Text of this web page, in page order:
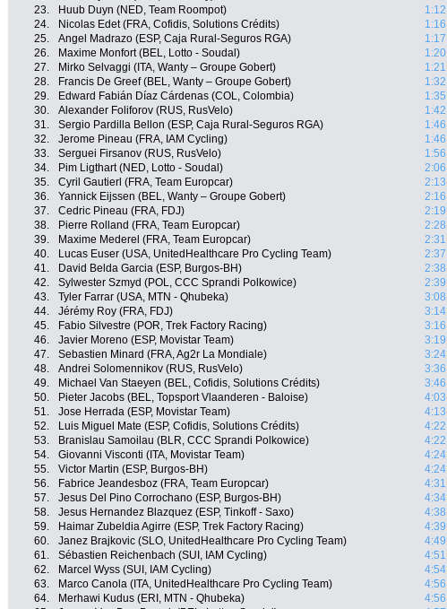
23.
Huub Duyn (NED, Team Roompot)
1:12
24.
Nicolas Edet (FRA, Cofidis, Solutions Crédits)
1:16
25.
Angel Madrazo (ESP, Caja Rural-Seguros RGA)
1:17
26.
Maxime Monfort (BEL, Lotto - Soudal)
1:20
27.
Mirko Selvaggi (ITA, Wanty – Groupe Gobert)
1:21
28.
Francis De Greef (BEL, Wanty – Groupe Gobert)
1:32
29.
Edward Fabián Díaz Cárdenas (COL, Colombia)
1:35
30.
Alexander Foliforov (RUS, RusVelo)
1:42
31.
Sergio Pardilla Bellon (ESP, Caja Rural-Seguros RGA)
1:46
32.
Jerome Pineau (FRA, IAM Cycling)
1:46
33.
Serguei Firsanov (RUS, RusVelo)
1:56
34.
Pim Ligthart (NED, Lotto - Soudal)
2:06
35.
Cyril Gautierl (FRA, Team Europcar)
2:13
36.
Yannick Eijssen (BEL, Wanty – Groupe Gobert)
2:16
37.
Cedric Pineau (FRA, FDJ)
2:19
38.
Pierre Rolland (FRA, Team Europcar)
2:28
39.
Maxime Mederel (FRA, Team Europcar)
2:31
40.
Lucas Euser (USA, UnitedHealthcare Pro Cycling Team)
2:37
41.
David Belda Garcia (ESP, Burgos-BH)
2:38
42.
Sylwester Szmyd (POL, CCC Sprandi Polkowice)
2:39
43.
Tyler Farrar (USA, MTN - Qhubeka)
3:08
44.
Jérémy Roy (FRA, FDJ)
3:14
45.
Fabio Silvestre (POR, Trek Factory Racing)
3:16
46.
Javier Moreno (ESP, Movistar Team)
3:19
47.
Sebastien Minard (FRA, Ag2r La Mondiale)
3:24
48.
Andrei Solomennikov (RUS, RusVelo)
3:36
49.
Michael Van Staeyen (BEL, Cofidis, Solutions Crédits)
3:46
50.
Pieter Jacobs (BEL, Topsport Vlaanderen - Baloise)
4:03
51.
Jose Herrada (ESP, Movistar Team)
4:13
52.
Luis Miguel Mate (ESP, Cofidis, Solutions Crédits)
4:22
53.
Branislau Samoilau (BLR, CCC Sprandi Polkowice)
4:22
54.
Giovanni Visconti (ITA, Movistar Team)
4:24
55.
Victor Martin (ESP, Burgos-BH)
4:24
56.
Fabrice Jeandesboz (FRA, Team Europcar)
4:31
57.
Jesus Del Pino Corrochano (ESP, Burgos-BH)
4:34
58.
Jesus Hernandez Blazquez (ESP, Tinkoff - Saxo)
4:38
59.
Haimar Zubeldia Agirre (ESP, Trek Factory Racing)
4:39
60.
Janez Brajkovic (SLO, UnitedHealthcare Pro Cycling Team)
4:49
61.
Sébastien Reichenbach (SUI, IAM Cycling)
4:51
62.
Marcel Wyss (SUI, IAM Cycling)
4:54
63.
Marco Canola (ITA, UnitedHealthcare Pro Cycling Team)
4:56
64.
Merhawi Kudus (ERI, MTN - Qhubeka)
4:56